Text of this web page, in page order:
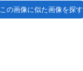
この画像に似た画像を探す